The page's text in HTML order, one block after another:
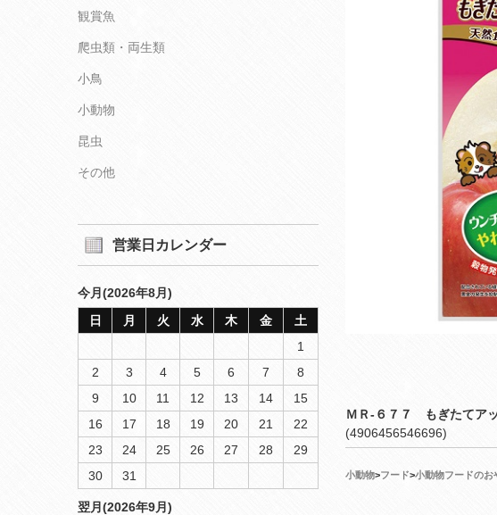
ＭＲ‐６７７ もぎたてア
(4906456546696)
小動物>フード>小動物フードのお
観賞魚
爬虫類・両生類
小鳥
小動物
昆虫
その他
営業日カレンダー
今月(2026年8月)
日
月 火 水 木 金
土
1
2
3 4 5 6 7
8
9
10 11 12 13 14
15
16
17 18 19 20 21
22
23
24 25 26 27 28
29
30
31
翌月(2026年9月)